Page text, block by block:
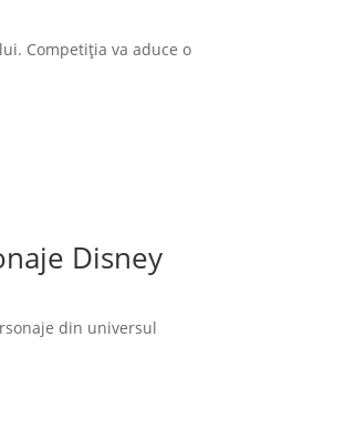
Competiția va aduce o
Disney
din universul